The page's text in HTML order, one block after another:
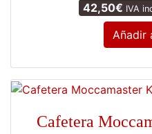
42,50€ IVA
Añadir
Cafetera